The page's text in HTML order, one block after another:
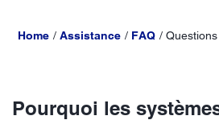
Home Assistance FAQ
Pourquoi les